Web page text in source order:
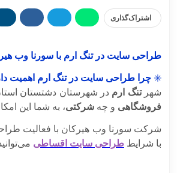
اشتراک‌گذاری
طراحی سایت در تنگ ارم با سورنا وب
✳️ چرا طراحی سایت در تنگ ارم اهمیت
شهرتنگ ارم در شهرستان دشتستان
فروشگاهی و چه شرکتی، به شما این
شرکت سورنا وب هیرکان با فعالیت
با شرایط طراحی سایت اقساطی